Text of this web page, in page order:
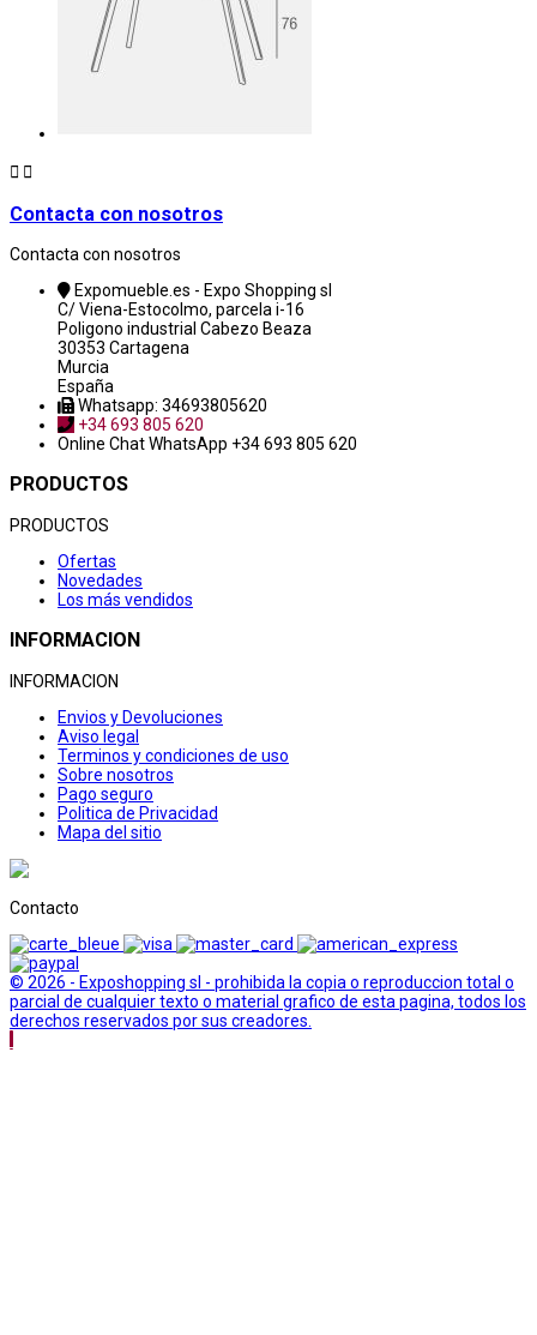
 
Contacta con nosotros
Contacta con nosotros
Expomueble.es - Expo Shopping sl
C/ Viena-Estocolmo, parcela i-16
Poligono industrial Cabezo Beaza
30353 Cartagena
Murcia
España
Whatsapp: 34693805620
+34 693 805 620
Online ChatWhatsApp +34 693 805 620
PRODUCTOS
PRODUCTOS
Ofertas
Novedades
Los más vendidos
INFORMACION
INFORMACION
Envios y Devoluciones
Aviso legal
Terminos y condiciones de uso
Sobre nosotros
Pago seguro
Politica de Privacidad
Mapa del sitio
Contacto
© 2026 - Exposhopping sl - prohibida la copia o reproduccion total o
parcial de cualquier texto o material grafico de esta pagina, todos los
derechos reservados por sus creadores.